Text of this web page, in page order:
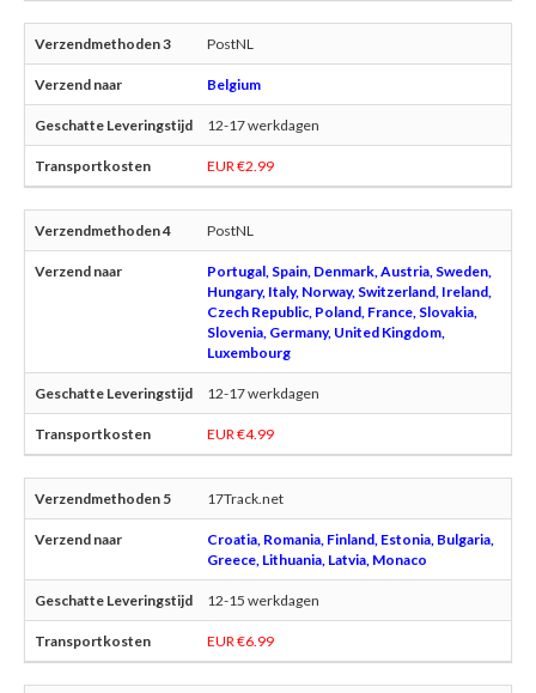
PostNL
Belgium
12-17 werkdagen
EUR €2.99
PostNL
Portugal, Spain, Denmark, Austria, Sweden,
Hungary, Italy, Norway, Switzerland, Ireland,
Czech Republic, Poland, France, Slovakia,
Slovenia, Germany, United Kingdom,
Luxembourg
12-17 werkdagen
EUR €4.99
17Track.net
Croatia, Romania, Finland, Estonia, Bulgaria,
Greece, Lithuania, Latvia, Monaco
12-15 werkdagen
EUR €6.99